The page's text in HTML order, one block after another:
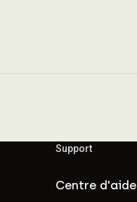
Support
Centre d'aide